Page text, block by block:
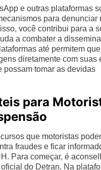
e outras plataformas
para denunciar
você contribui para a
a combater a
até permitem
diretamente com suas
possam tomar as devidas
para
que motoristas
fraudes e ficar
Para começar, é
do Detran. Na